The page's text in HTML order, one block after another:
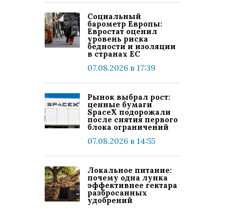
Социальный
барометр Европы:
Евростат оценил
уровень риска
бедности и изоляции
в странах ЕС
07.08.2026 в 17:39
Рынок выбрал рост:
ценные бумаги
SpaceX подорожали
после снятия первого
блока ограничений
07.08.2026 в 14:55
Локальное питание:
почему одна лунка
эффективнее гектара
разбросанных
удобрений